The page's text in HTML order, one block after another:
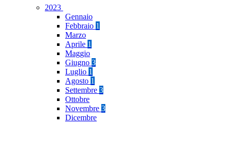
2023
Gennaio
Febbraio 1
Marzo
Aprile 1
Maggio
Giugno 3
Luglio 1
Agosto 1
Settembre 3
Ottobre
Novembre 3
Dicembre